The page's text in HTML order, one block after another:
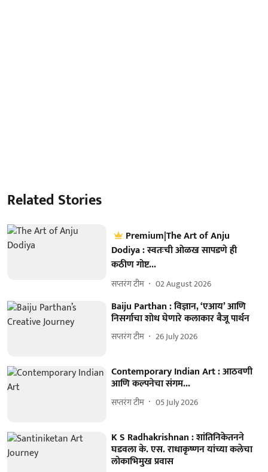
Related Stories
Premium|The Art of Anju
Dodiya : स्वतःची ओळख सापडणे ही
कठीण गोष्ट...
सप्तरंग टीम 02 August 2026
Baiju Parthan : विज्ञान, ‘एआय’ आणि
निसर्गाचा शोध घेणारे कलाकार बैजू पार्थन
सप्तरंग टीम 26 July 2026
Contemporary Indian Art : आठवणी
आणि कल्पनेचा संगम...
सप्तरंग टीम 05 July 2026
K S Radhakrishnan : शांतिनिकेतनने
घडवला के. एस. राधाकृष्णन यांच्या कलेचा
लोकाभिमुख प्रवास